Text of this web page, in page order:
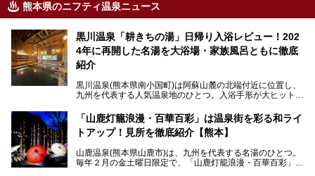
熊本県のニフティ温泉ニュース
黒川温泉「耕きちの湯」日帰り入浴レビュー！202
4年に再開した名湯を大浴場・家族風呂ともに徹底
紹介
黒川温泉(熊本県南小国町)は阿蘇山麓の北端付近に位置し、
九州を代表する人気温泉地のひとつ。入浴手形が大ヒット
す。
中でも「耕きち(こうきち)の湯」は露天風呂を持たないもの
り一度廃業しましたが、2024年10月に営業再開。数多くの
温泉ファンに注目される名湯です。
「山鹿灯籠浪漫・百華百彩」は温泉街を彩る和ライ
トアップ！見所を徹底紹介【熊本】
山鹿温泉(熊本県山鹿市)は、九州を代表する名湯のひとつ。
毎年２月の金土曜日限定で、「山鹿灯籠浪漫・百華百彩」